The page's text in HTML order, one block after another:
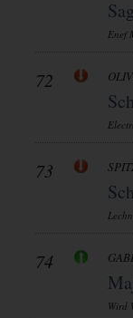
Enef
72
73
74
Wird